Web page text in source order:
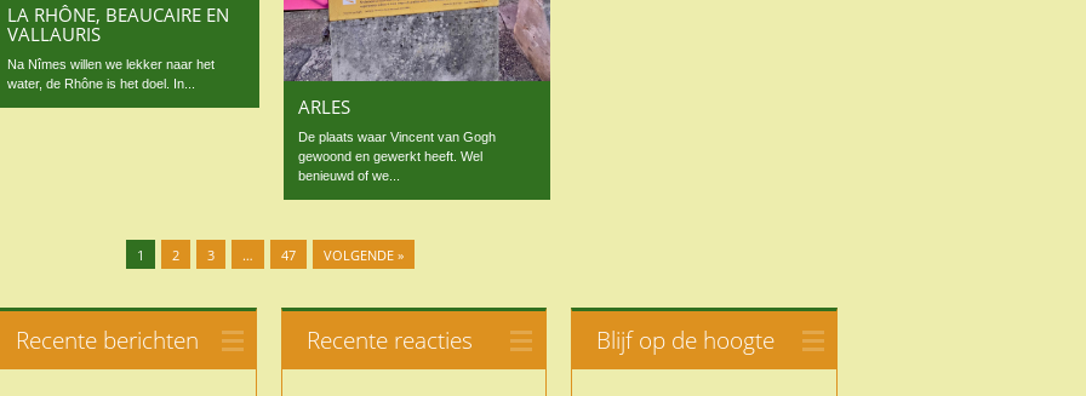
ARLES
De plaats waar Vincent van Gogh
gewoond en gewerkt heeft. Wel
benieuwd of we...
LA RHÔNE, BEAUCAIRE EN
VALLAURIS
Na Nîmes willen we lekker naar het
water, de Rhône is het doel. In...
1 2 3 … 47 VOLGENDE »
Recente berichten Recente reacties Blijf op de hoogte